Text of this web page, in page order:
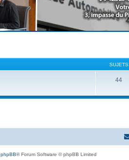
SUJETS
44
phpBB® Forum Software © phpBB Limited